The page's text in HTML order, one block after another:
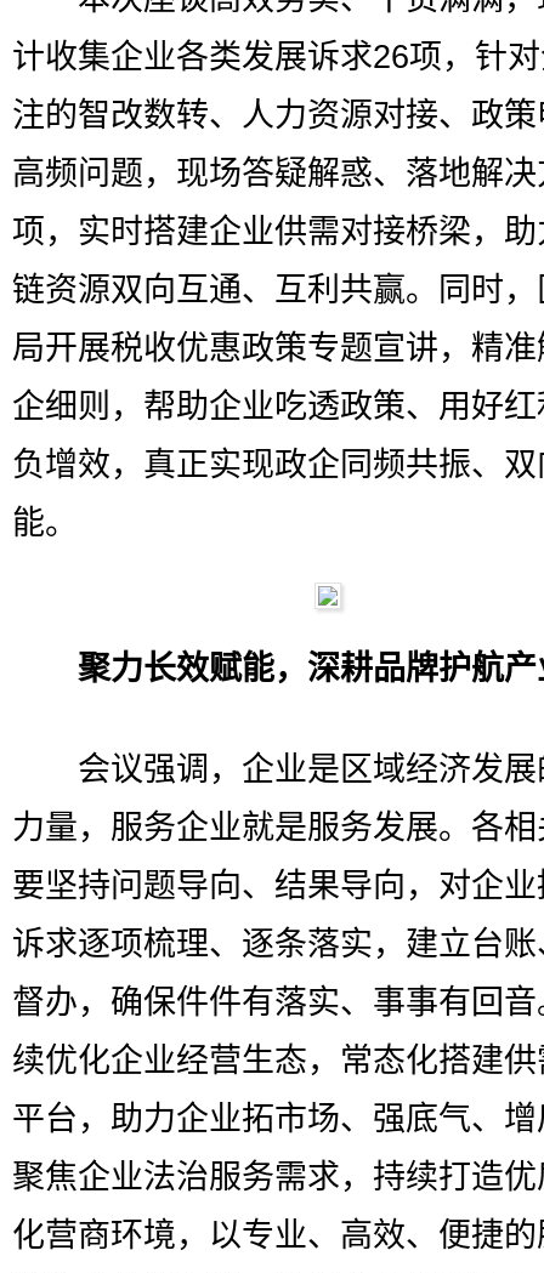
计收集企业各类发展诉求26项，针
注的智改数转、人力资源对接、政
高频问题，现场答疑解惑、落地解
项，实时搭建企业供需对接桥梁，
链资源双向互通、互利共赢。同时
局开展税收优惠政策专题宣讲，精
企细则，帮助企业吃透政策、用好
负增效，真正实现政企同频共振、
能。
聚力长效赋能，深耕品牌护航
会议强调，企业是区域经济发展
力量，服务企业就是服务发展。各
要坚持问题导向、结果导向，对企
诉求逐项梳理、逐条落实，建立台
督办，确保件件有落实、事事有回
续优化企业经营生态，常态化搭建
平台，助力企业拓市场、强底气、
聚焦企业法治服务需求，持续打造
化营商环境，以专业、高效、便捷